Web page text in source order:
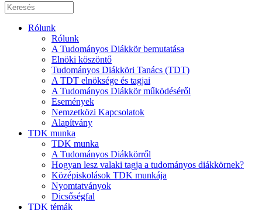
Rólunk
Rólunk
A Tudományos Diákkör bemutatása
Elnöki köszöntő
Tudományos Diákköri Tanács (TDT)
A TDT elnöksége és tagjai
A Tudományos Diákkör működéséről
Események
Nemzetközi Kapcsolatok
Alapítvány
TDK munka
TDK munka
A Tudományos Diákkörről
Hogyan lesz valaki tagja a tudományos diákkörnek?
Középiskolások TDK munkája
Nyomtatványok
Dicsőségfal
TDK témák